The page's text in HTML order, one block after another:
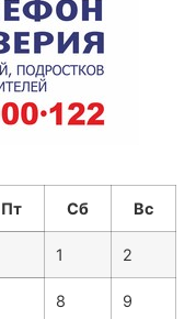
Пт Сб Вс
1 2
8 9